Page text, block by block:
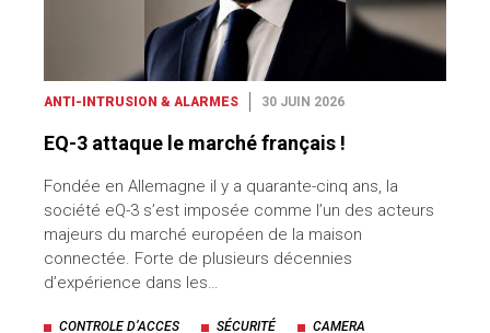
ANTI-INTRUSION & ALARMES 30 JUIN 2026
EQ-3 attaque le marché français !
Fondée en Allemagne il y a quarante-cinq ans, la
société eQ-3 s’est imposée comme l’un des acteurs
majeurs du marché européen de la maison
connectée. Forte de plusieurs décennies
d’expérience dans les…
CONTROLE D’ACCES SÉCURITÉ CAMERA